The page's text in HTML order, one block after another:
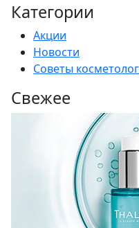
Категории
Акции
Новости
Советы
Свежее